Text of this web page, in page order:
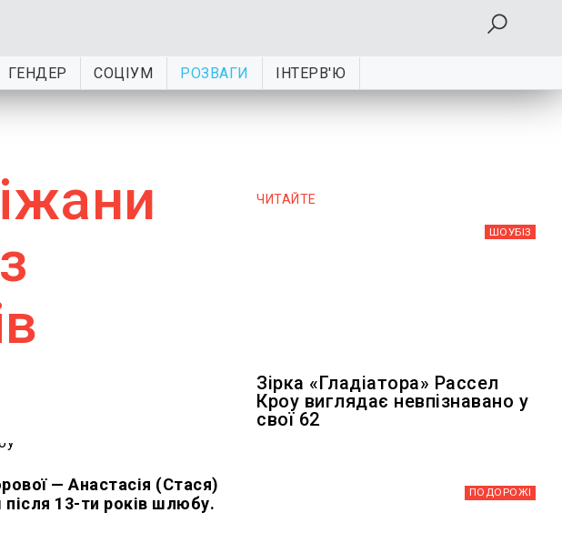
ГЕНДЕР СОЦІУМ РОЗВАГИ ІНТЕРВ'Ю
— Анастасія (Стася)
13-ти років шлюбу.
ЧИТАЙТЕ
ШОУБIЗ
Зірка «Гладіатора» Рассел
Кроу виглядає невпізнавано у
свої 62
ПОДОРОЖІ